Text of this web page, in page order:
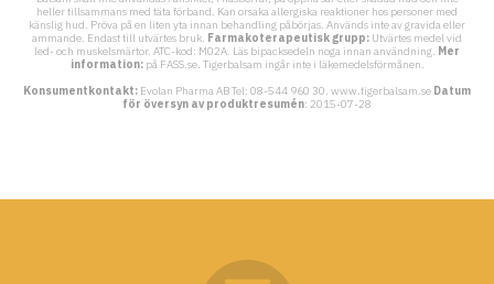
heller tillsammans med täta förband. Kan orsaka allergiska reaktioner hos personer med
känslig hud. Pröva på en liten yta innan behandling påbörjas. Används inte av gravida eller
ammande. Endast till utvärtes bruk. Farmakoterapeutisk grupp: Utvärtes medel vid
led- och muskelsmärtor. ATC-kod: M02A. Läs bipacksedeln noga innan användning. Mer
information:på FASS.se. Tigerbalsam ingår inte i läkemedelsförmånen.
Konsumentkontakt: Evolan Pharma AB Tel: 08-544 960 30. www.tigerbalsam.se Datum
för översyn av produktresumén: 2015-07-28